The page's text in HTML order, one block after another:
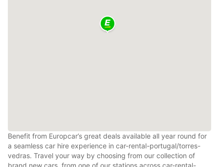
Benefit from Europcar’s great deals available all year round for
a seamless car hire experience in car-rental-portugal/torres-
vedras. Travel your way by choosing from our collection of
brand new cars, from one of our stations across car-rental-